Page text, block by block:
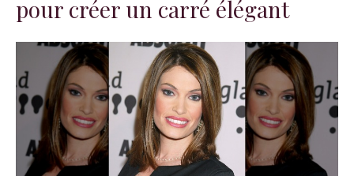
pour créer un carré élégant